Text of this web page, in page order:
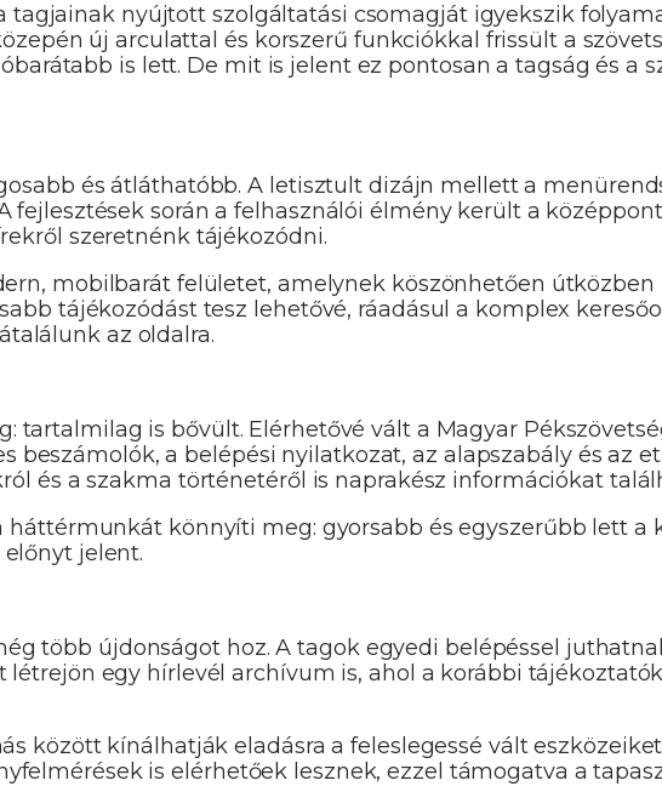
tagjainak nyújtott szolgáltatási csomagját igyekszik
új arculattal és korszerű funkciókkal frissült a
is lett. De mit is jelent ez pontosan a tagság és a
és átláthatóbb. A letisztult dizájn mellett a
során a felhasználói élmény került a
szeretnénk tájékozódni.
mobilbarát felületet, amelynek köszönhetően útközben
tájékozódást tesz lehetővé, ráadásul a komplex
az oldalra.
tartalmilag is bővült. Elérhetővé vált a Magyar
a belépési nyilatkozat, az alapszabály és az
és a szakma történetéről is naprakész információkat
könnyíti meg: gyorsabb és egyszerűbb lett a
jelent.
több újdonságot hoz. A tagok egyedi belépéssel
egy hírlevél archívum is, ahol a korábbi
között kínálhatják eladásra a feleslegessé vált
is elérhetőek lesznek, ezzel támogatva a